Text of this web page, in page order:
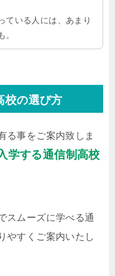
ている人には、あまり
。
校の選び方
る事をご案内致しま
学する通信制高校
スムーズに学べる通
やすくご案内いたし